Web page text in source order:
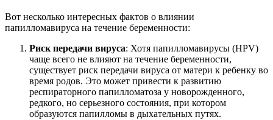
Вот несколько интересных фактов о влиянии
папилломавируса на течение беременности:
Риск передачи вируса: Хотя папилломавирусы (HPV)
чаще всего не влияют на течение беременности,
существует риск передачи вируса от матери к ребенку во
время родов. Это может привести к развитию
респираторного папилломатоза у новорожденного,
редкого, но серьезного состояния, при котором
образуются папилломы в дыхательных путях.